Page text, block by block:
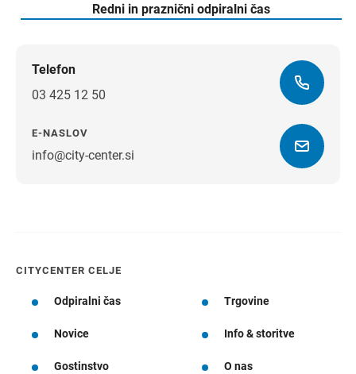
Redni in praznični odpiralni čas
Telefon
03 425 12 50
E-NASLOV
info@city-center.si
CITYCENTER CELJE
Odpiralni čas Trgovine
Novice Info & storitve
Gostinstvo O nas